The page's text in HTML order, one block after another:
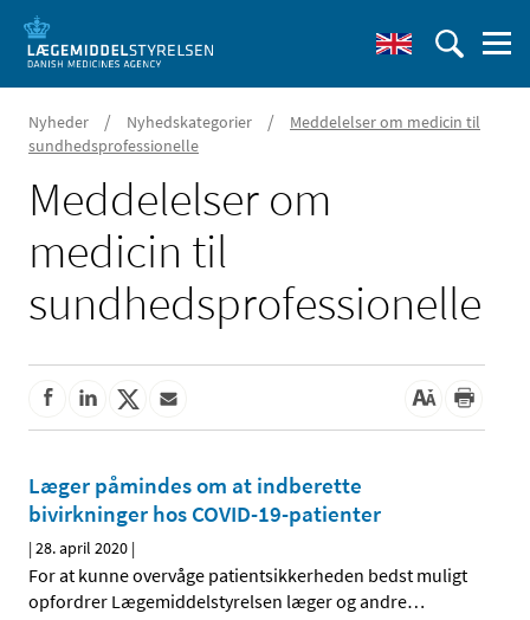
Nyheder / Nyhedskategorier /
Meddelelser om medicin til
sundhedsprofessionelle
Meddelelser om
medicin til
sundhedsprofessionelle
Læger påmindes om at indberette
bivirkninger hos COVID-19-patienter
|28. april 2020 |
For at kunne overvåge patientsikkerheden bedst muligt
opfordrer Lægemiddelstyrelsen læger og andre…